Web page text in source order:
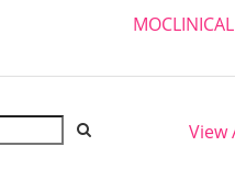
MOCLINICAL
View